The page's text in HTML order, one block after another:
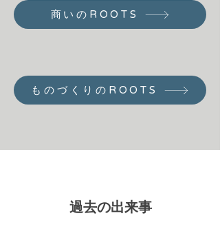
商いのROOTS
ものづくりのROOTS
過去の出来事